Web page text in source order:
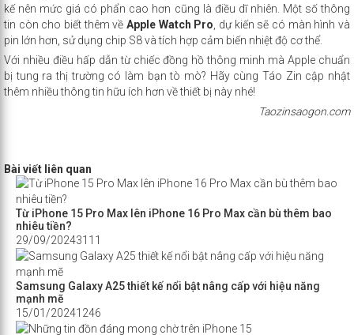
kế nên mức giá có phẩn cao hơn cũng là điều dĩ nhiên. Một số thông
tin còn cho biết thêm về Apple Watch Pro , dự kiến ​​sẽ có màn hình và
pin lớn hơn, sử dụng chip S8 và tích hợp cảm biến nhiệt độ cơ thể.
Với nhiều điều hấp dẫn từ chiếc đồng hồ thông minh mà Apple chuẩn
bị tung ra thị trường có làm bạn tò mò? Hãy cùng Táo Zin cập nhật
thêm nhiều thông tin hữu ích hơn về thiết bị này nhé!
Taozinsaogon.com
Bài viết liên quan
Từ iPhone 15 Pro Max lên iPhone 16 Pro Max cần bù thêm bao
nhiêu tiền?
29/09/20243111
Samsung Galaxy A25 thiết kế nổi bật nâng cấp với hiệu năng
mạnh mẽ
15/01/20241246